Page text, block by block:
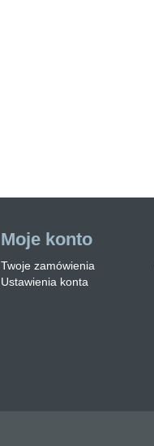
Moje konto
Twoje zamówienia
Ustawienia konta